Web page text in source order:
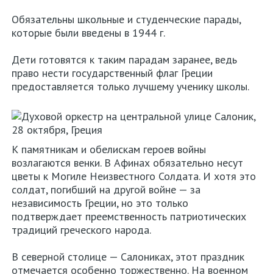
Обязательны школьные и студенческие парады,
которые были введены в 1944 г.
Дети готовятся к таким парадам заранее, ведь
право нести государственный флаг Греции
предоставляется только лучшему ученику школы.
К памятникам и обелискам героев войны
возлагаются венки. В Афинах обязательно несут
цветы к Могиле Неизвестного Солдата. И хотя это
солдат, погибший на другой войне — за
независимость Греции, но это только
подтверждает преемственность патриотических
традиций греческого народа.
В северной столице — Салониках, этот праздник
отмечается особенно торжественно. На военном